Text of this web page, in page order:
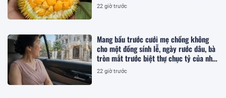
22 giờ trước
Mang bầu trước cưới mẹ chồng không
cho một đồng sính lễ, ngày rước dâu, bà
tròn mắt trước biệt thự chục tỷ của nhà
tôi
22 giờ trước